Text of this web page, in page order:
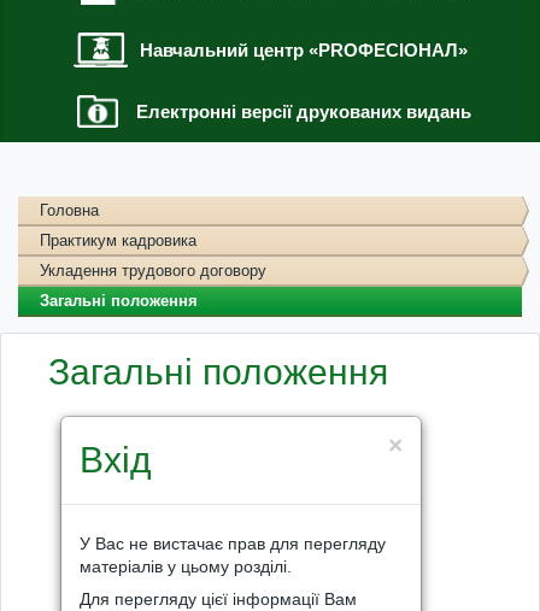
Навчальний центр «PROФЕСІОНАЛ»
Електронні версії друкованих видань
Головна
Практикум кадровика
Укладення трудового договору
Загальні положення
Загальні положення
×
Вхід
У Вас не вистачає прав для перегляду
матеріалів у цьому розділі.
Для перегляду цієї інформації Вам